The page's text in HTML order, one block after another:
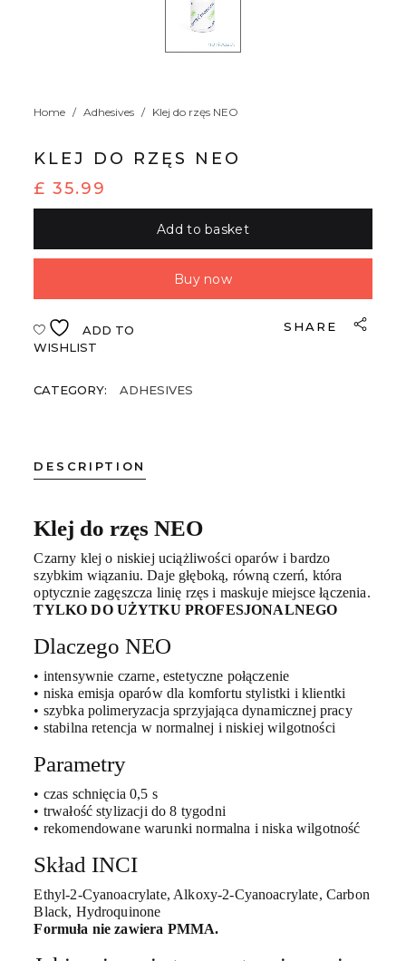
Home / Adhesives / Klej do rzęs NEO
KLEJ DO RZĘS NEO
£ 35.99
Add to basket
Buy now
ADD TO
WISHLIST
SHARE
CATEGORY: ADHESIVES
DESCRIPTION
Klej do rzęs NEO
Czarny klej o niskiej uciążliwości oparów i bardzo
szybkim wiązaniu. Daje głęboką, równą czerń, która
optycznie zagęszcza linię rzęs i maskuje miejsce łączenia.
TYLKO DO UŻYTKU PROFESJONALNEGO
Dlaczego NEO
• intensywnie czarne, estetyczne połączenie
• niska emisja oparów dla komfortu stylistki i klientki
• szybka polimeryzacja sprzyjająca dynamicznej pracy
• stabilna retencja w normalnej i niskiej wilgotności
Parametry
• czas schnięcia 0,5 s
• trwałość stylizacji do 8 tygodni
• rekomendowane warunki normalna i niska wilgotność
Skład INCI
Ethyl-2-Cyanoacrylate, Alkoxy-2-Cyanoacrylate, Carbon
Black, Hydroquinone
Formuła nie zawiera PMMA.